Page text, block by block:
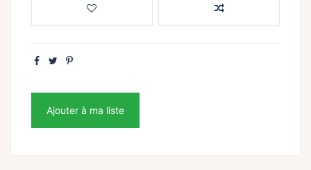
Ajouter à ma liste